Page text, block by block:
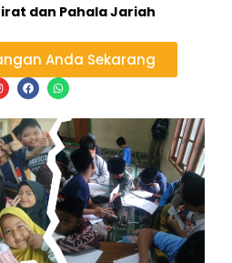
dan Pahala Jariah
Anda Sekarang
F
a
c
b
o
o
k
W
h
a
s
a
p
p